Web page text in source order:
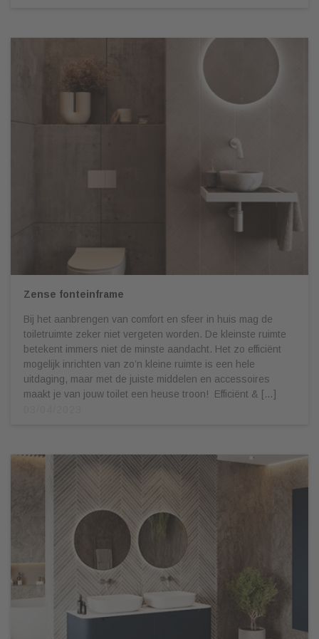
Zense fonteinframe
Bij het aanbrengen van comfort en sfeer in huis mag de
toiletruimte zeker niet vergeten worden. De kleinste ruimte
betekent immers niet de minste aandacht. Het zo efficiënt
mogelijk inrichten van zo’n kleine ruimte is een hele
uitdaging, maar met de juiste middelen en accessoires
maakt je van jouw toilet een heuse troon! Efficiënt & […]